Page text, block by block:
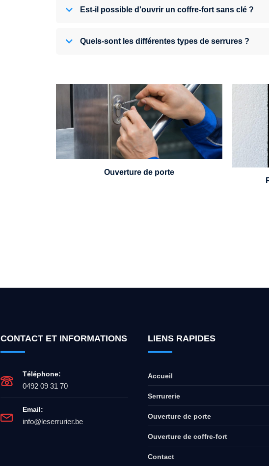
Est-il possible d'ouvrir un coffre-fort sans clé ?
Quels-sont les différentes types de serrures ?
Vous avez perdu vos clés ou la porte s'est
refermée derrière vous ? Un serrurier est
disponible 24h/7.
Ouverture de porte
Un
CONTACT ET INFORMATIONS
Téléphone:
0492 09 31 70
Email:
info@leserrurier.be
LIENS RAPIDES
Accueil
Serrurerie
Ouverture de porte
Ouverture de coffre-fort
Contact